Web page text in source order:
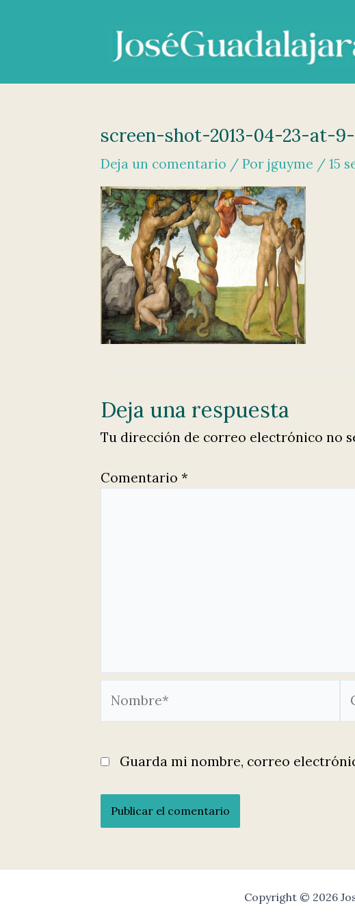
screen-shot-2013-04-23-at-
Deja un comentario / Por jguyme / 15
Deja una respuesta
Tu dirección de correo electrónico no
Comentario *
Guarda mi nombre, correo
Copyright © 2026